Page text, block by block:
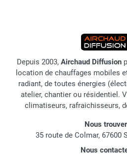
Depuis 2003, Airchaud Diffusion
location de chauffages mobiles
radiant, de toutes énergies
atelier, chantier ou résidentiel.
climatiseurs, rafraichisseurs,
Nous trouver
35 route de Colmar, 67600
Nous